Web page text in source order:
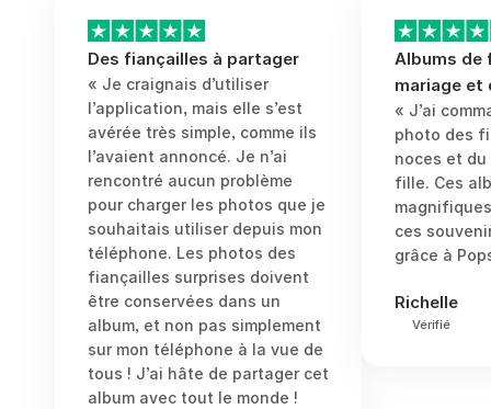
Des fiançailles à partager
« Je craignais d’utiliser
l’application, mais elle s’est
avérée très simple, comme ils
l’avaient annoncé. Je n’ai
rencontré aucun problème
pour charger les photos que je
souhaitais utiliser depuis mon
téléphone. Les photos des
fiançailles surprises doivent
être conservées dans un
album, et non pas simplement
sur mon téléphone à la vue de
tous ! J’ai hâte de partager cet
album avec tout le monde !
Albums de
mariage et
« J’ai
photo des
noces et du
fille. Ces
ces
grâce à
Richelle
Vérifié